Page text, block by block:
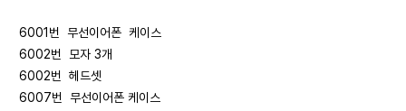
6001번 무선이어폰 케이스
6002번 모자 3개
6002번 헤드셋
6007번 무선이어폰 케이스